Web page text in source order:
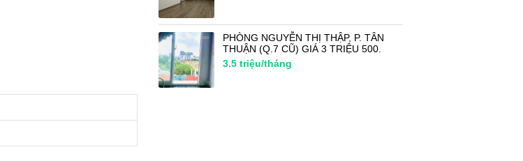
PHÒNG NGUYỄN THỊ THẬP, P. TÂN
THUẬN (Q.7 CŨ) GIÁ 3 TRIỆU 500.
3.5 triệu/tháng